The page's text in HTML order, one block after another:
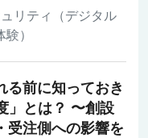
リティ（デジタル
）
る前に知っておき
」とは？ 〜創設
受注側への影響を